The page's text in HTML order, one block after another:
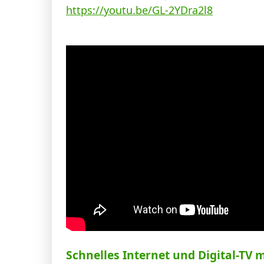
https://youtu.be/GL-2YDra2l8
Schnelles Internet und Digital-TV